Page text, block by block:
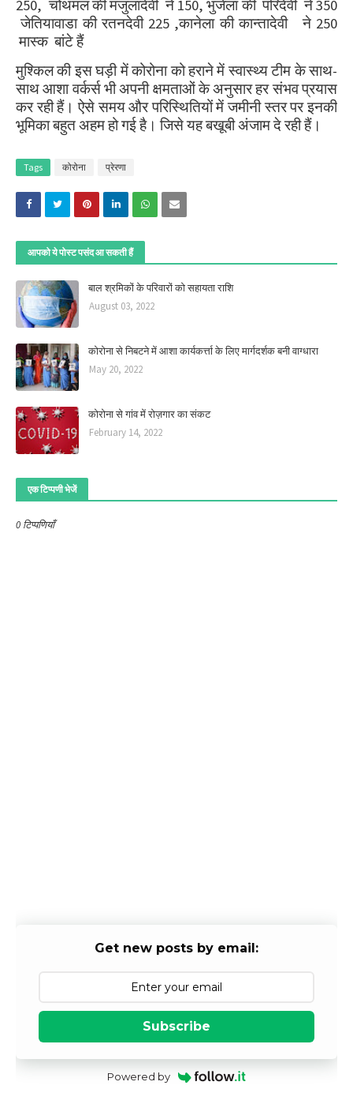
250, चोथमल की मंजुलादेवी ने 150,भुजेला की परिदेवी ने350
जेतियावाडा की रतनदेवी 225 ,कानेला की कान्तादेवी ने 250
मास्क बांटे हैं
मुश्किल की इस घड़ी में कोरोना को हराने में स्वास्थ्य टीम के साथ-
साथ आशा वर्कर्स भी अपनी क्षमताओं के अनुसार हर संभव प्रयास
कर रही हैं। ऐसे समय और परिस्थितियों में जमीनी स्तर पर इनकी
भूमिका बहुत अहम हो गई है। जिसे यह बखूबी अंजाम दे रही हैं।
Tags कोरोना प्रेरणा
आपको ये पोस्ट पसंद आ सकती हैं
बाल श्रमिकों के परिवारों को सहायता राशि
August 03, 2022
कोरोना से निबटने में आशा कार्यकर्त्ता के लिए मार्गदर्शक बनी वाग्धारा
May 20, 2022
कोरोना से गांव में रोज़गार का संकट
February 14, 2022
एक टिप्पणी भेजें
0 टिप्पणियाँ
Get new posts by email:
Subscribe
Powered by